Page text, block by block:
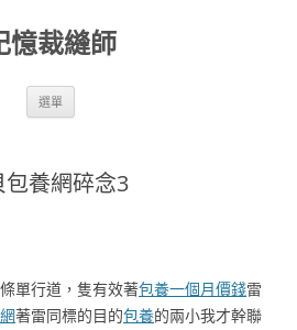
憶裁縫師
選單
養網碎念3
單行道，隻有效著包養一個月價錢雷
著雷同標的目的包養的兩小我才幹聯